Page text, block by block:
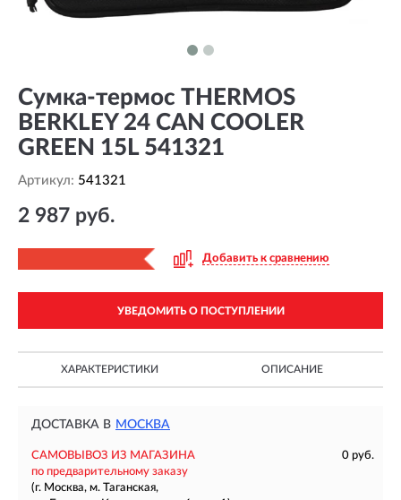
Сумка-термос THERMOS
BERKLEY 24 CAN COOLER
GREEN 15L 541321
Артикул: 541321
2 987 руб.
Добавить к сравнению
УВЕДОМИТЬ О ПОСТУПЛЕНИИ
ХАРАКТЕРИСТИКИ ОПИСАНИЕ
ДОСТАВКА В МОСКВА
САМОВЫВОЗ ИЗ МАГАЗИНА
0 руб.
по предварительному заказу
(г. Москва, м. Таганская,